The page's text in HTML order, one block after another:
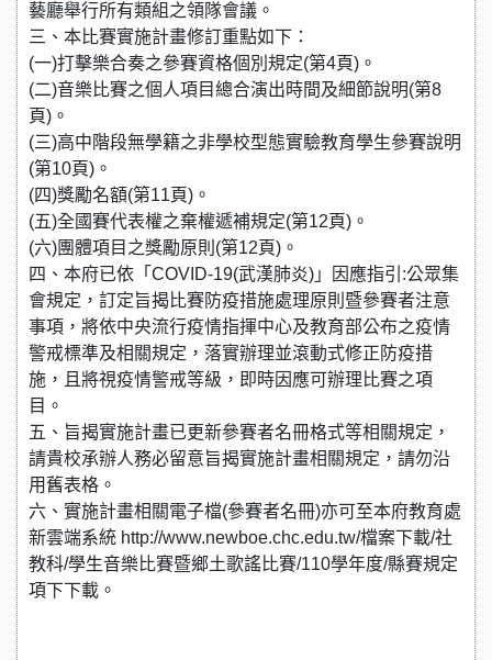
藝廳舉行所有類組之領隊會議。
三、本比賽實施計畫修訂重點如下：
(一)打擊樂合奏之參賽資格個別規定(第4頁)。
(二)音樂比賽之個人項目總合演出時間及細節說明(第8
頁)。
(三)高中階段無學籍之非學校型態實驗教育學生參賽說明
(第10頁)。
(四)獎勵名額(第11頁)。
(五)全國賽代表權之棄權遞補規定(第12頁)。
(六)團體項目之獎勵原則(第12頁)。
四、本府已依「COVID-19(武漢肺炎)」因應指引:公眾集
會規定，訂定旨揭比賽防疫措施處理原則暨參賽者注意
事項，將依中央流行疫情指揮中心及教育部公布之疫情
警戒標準及相關規定，落實辦理並滾動式修正防疫措
施，且將視疫情警戒等級，即時因應可辦理比賽之項
目。
五、旨揭實施計畫已更新參賽者名冊格式等相關規定，
請貴校承辦人務必留意旨揭實施計畫相關規定，請勿沿
用舊表格。
六、實施計畫相關電子檔(參賽者名冊)亦可至本府教育處
新雲端系統 http://www.newboe.chc.edu.tw/檔案下載/社
教科/學生音樂比賽暨鄉土歌謠比賽/110學年度/縣賽規定
項下下載。